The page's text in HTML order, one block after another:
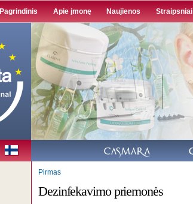
Pagrindinis Apie įmonę Naujienos Straipsniai
Pirmas
Dezinfekavimo priemonės